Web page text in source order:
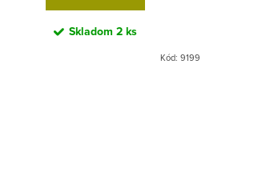
Skladom 2 ks
Kód: 9199